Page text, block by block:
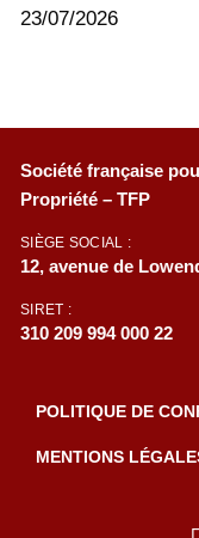
23/07/2026
Société française
Propriété – TFP
SIÈGE SOCIAL :
12, avenue de
SIRET :
310 209 994 000 22
POLITIQUE DE
MENTIONS